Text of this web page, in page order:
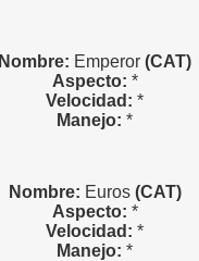
Nombre: Emperor (CAT)
Aspecto: *
Velocidad: *
Manejo: *
Nombre: Euros (CAT)
Aspecto: *
Velocidad: *
Manejo: *